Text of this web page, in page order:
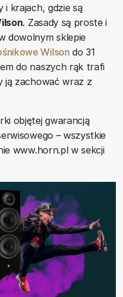
i krajach, gdzie są
. Zasady są proste i
dowolnym sklepie
Wilson do 31
do naszych rąk trafi
ją zachować wraz z
objętej gwarancją
– wszystkie
www.horn.pl w sekcji